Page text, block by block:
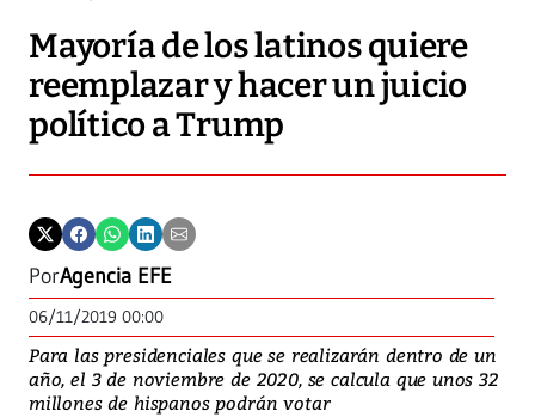
Mayoría de los latinos quiere
reemplazar y hacer un juicio
político a Trump
PorAgencia EFE
06/11/2019 00:00
Para las presidenciales que se realizarán dentro de un
año, el 3 de noviembre de 2020, se calcula que unos 32
millones de hispanos podrán votar